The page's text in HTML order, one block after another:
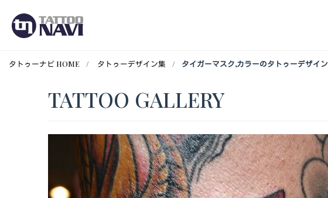
タトゥーナビ HOME タトゥーデザイン集 タイガーマスク,カラーのタトゥーデザイン
TATTOO GALLERY